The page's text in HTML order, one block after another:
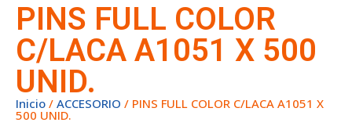
PINS FULL COLOR
C/LACA A1051 X 500
UNID.
Inicio / ACCESORIO / PINS FULL COLOR C/LACA A1051 X
500 UNID.